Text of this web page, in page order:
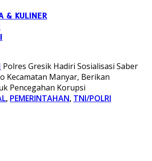
& KULINER
Polres Gresik Hadiri Sosialisasi Saber
Kecamatan Manyar, Berikan
Pencegahan Korupsi
, PEMERINTAHAN, TNI/POLRI